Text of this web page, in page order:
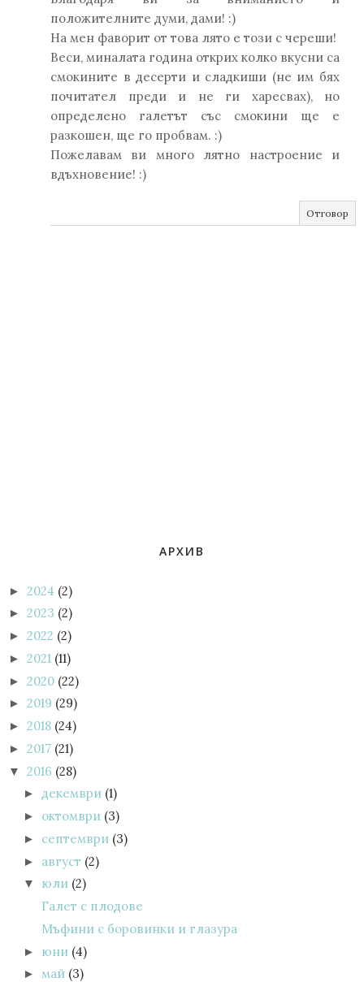
положителните думи, дами! :)
На мен фаворит от това лято е този с череши!
Веси, миналата година открих колко вкусни са
смокините в десерти и сладкиши (не им бях
почитател преди и не ги харесвах), но
определено галетът със смокини ще е
разкошен, ще го пробвам. :)
Пожелавам ви много лятно настроение и
вдъхновение! :)
Отговор
АРХИВ
► 2024 (2)
► 2023 (2)
► 2022 (2)
► 2021 (11)
► 2020 (22)
► 2019 (29)
► 2018 (24)
► 2017 (21)
▼ 2016 (28)
► декември (1)
► октомври (3)
► септември (3)
► август (2)
▼ юли (2)
Галет с плодове
Мъфини с боровинки и глазура
► юни (4)
► май (3)